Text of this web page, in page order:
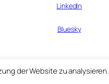
LinkedIn
Bluesky
der Website zu analysieren.